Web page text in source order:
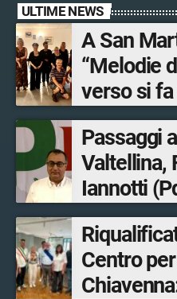
ULTIME NEWS
A San
“Melodie
verso si fa
Passaggi
Valtellina,
Iannotti
Olimpiadi
opere
ultimato
Centro